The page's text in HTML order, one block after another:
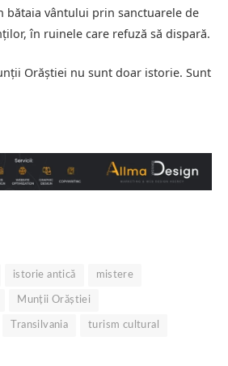
bătaia vântului prin sanctuarele de
în ruinele care refuză să dispară.
Orăștiei nu sunt doar istorie. Sunt
istorie antică mistere
Munții Orăștiei
Transilvania turism cultural